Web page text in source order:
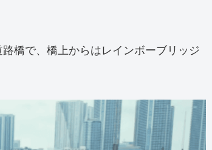
橋で、橋上からはレインボーブリッジ